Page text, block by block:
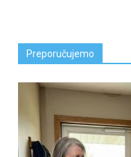
Preporučujemo